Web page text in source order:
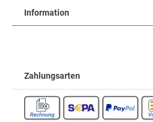
Information
Zahlungsarten